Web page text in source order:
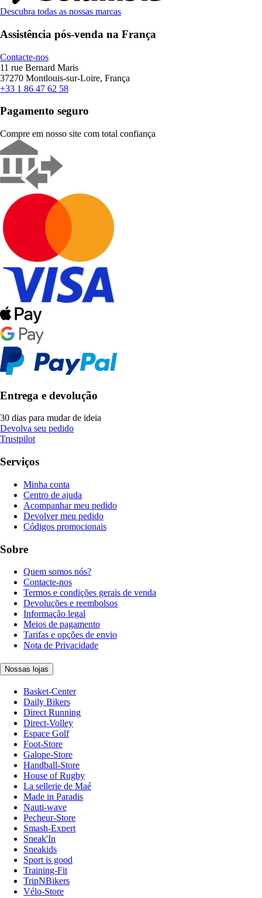
Descubra todas as nossas marcas
Assistência pós-venda na França
Contacte-nos
11 rue Bernard Maris
37270 Montlouis-sur-Loire, França
+33 1 86 47 62 58
Pagamento seguro
Compre em nosso site com total confiança
Entrega e devolução
30 dias para mudar de ideia
Devolva seu pedido
Trustpilot
Serviços
Minha conta
Centro de ajuda
Acompanhar meu pedido
Devolver meu pedido
Códigos promocionais
Sobre
Quem somos nós?
Contacte-nos
Termos e condições gerais de venda
Devoluções e reembolsos
Informação legal
Meios de pagamento
Tarifas e opções de envio
Nota de Privacidade
Nossas lojas
Basket-Center
Daily Bikers
Direct Running
Direct-Volley
Espace Golf
Foot-Store
Galope-Store
Handball-Store
House of Rugby
La sellerie de Maé
Made in Paradis
Nauti-wave
Pecheur-Store
Smash-Expert
Sneak'In
Sneakids
Sport is good
Training-Fit
TripNBikers
Vélo-Store